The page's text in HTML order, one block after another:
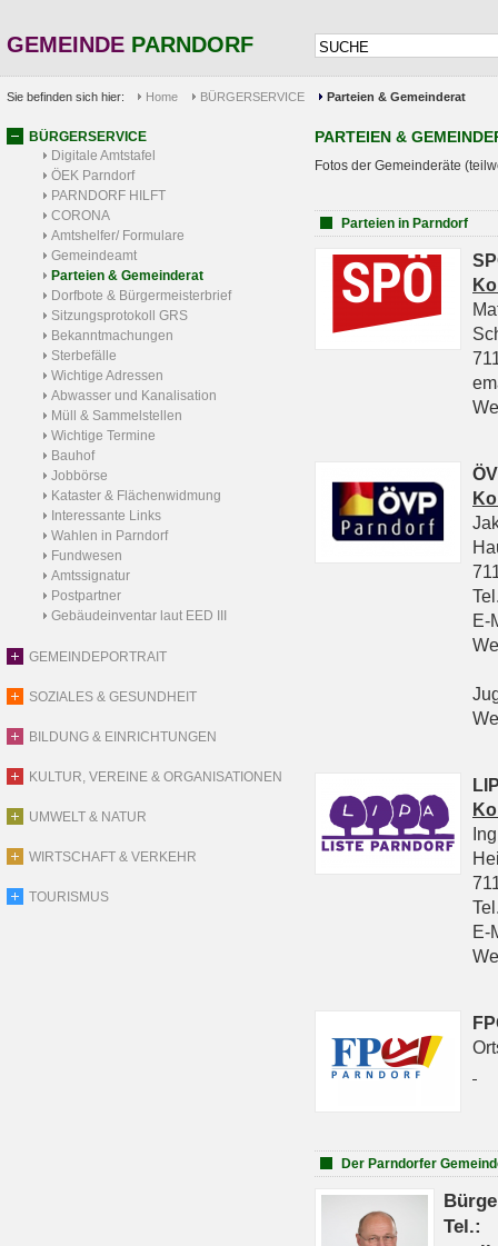
GEMEINDE PARNDORF
Sie befinden sich hier: Home BÜRGERSERVICE Parteien & Gemeinderat
BÜRGERSERVICE
Digitale Amtstafel
ÖEK Parndorf
PARNDORF HILFT
CORONA
Amtshelfer/ Formulare
Gemeindeamt
Parteien & Gemeinderat
Dorfbote & Bürgermeisterbrief
Sitzungsprotokoll GRS
Bekanntmachungen
Sterbefälle
Wichtige Adressen
Abwasser und Kanalisation
Müll & Sammelstellen
Wichtige Termine
Bauhof
Jobbörse
Kataster & Flächenwidmung
Interessante Links
Wahlen in Parndorf
Fundwesen
Amtssignatur
Postpartner
Gebäudeinventar laut EED III
GEMEINDEPORTRAIT
SOZIALES & GESUNDHEIT
BILDUNG & EINRICHTUNGEN
KULTUR, VEREINE & ORGANISATIONEN
UMWELT & NATUR
WIRTSCHAFT & VERKEHR
TOURISMUS
PARTEIEN &
Fotos der Gemeinderäte
Parteien in Parndorf
E-
E-
Der Parndorfer